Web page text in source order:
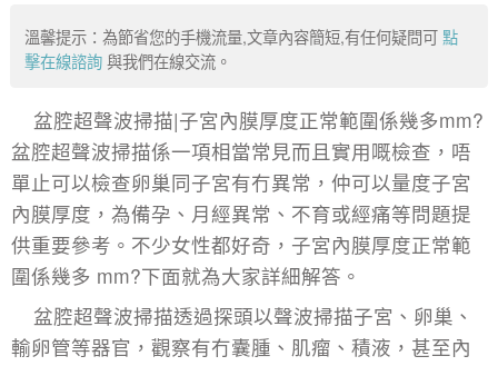
溫馨提示：為節省您的手機流量,文章內容簡短,有任何疑問可點
擊在線諮詢 與我們在線交流。
盆腔超聲波掃描|子宮內膜厚度正常範圍係幾多mm?
盆腔超聲波掃描係一項相當常見而且實用嘅檢查，唔
單止可以檢查卵巢同子宮有冇異常，仲可以量度子宮
內膜厚度，為備孕、月經異常、不育或經痛等問題提
供重要參考。不少女性都好奇，子宮內膜厚度正常範
圍係幾多 mm?下面就為大家詳細解答。
盆腔超聲波掃描透過探頭以聲波掃描子宮、卵巢、
輸卵管等器官，觀察有冇囊腫、肌瘤、積液，甚至內